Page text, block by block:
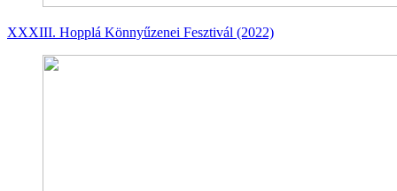
XXXIII. Hopplá Könnyűzenei Fesztivál (2022)